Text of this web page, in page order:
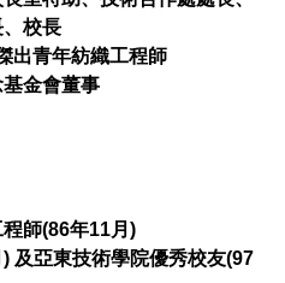
校長
出青年紡織工程師
金會董事
師(86年11月)
及亞東技術學院優秀校友(97